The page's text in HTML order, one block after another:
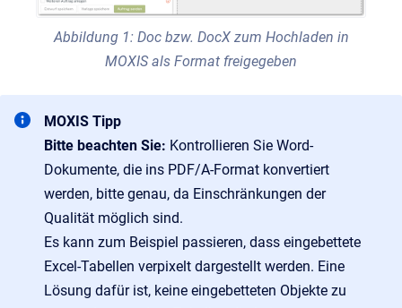
Abbildung 1: Doc bzw. DocX zum Hochladen in
MOXIS als Format freigegeben
MOXIS Tipp
Bitte beachten Sie: Kontrollieren Sie Word-
Dokumente, die ins PDF/A-Format konvertiert
werden, bitte genau, da Einschränkungen der
Qualität möglich sind.
Es kann zum Beispiel passieren, dass eingebettete
Excel-Tabellen verpixelt dargestellt werden. Eine
Lösung dafür ist, keine eingebetteten Objekte zu